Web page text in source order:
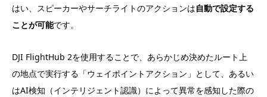
はい、スピーカーやサーチライトのアクションは自動で設定する
ことが可能です。
DJI FlightHub 2を使用することで、あらかじめ決めたルート上
の地点で実行する「ウェイポイントアクション」として、あるい
はAI検知（インテリジェント認識）によって異常を感知した際の